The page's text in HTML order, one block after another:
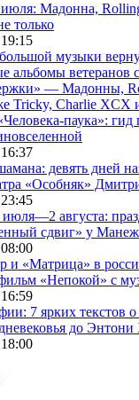
Мадонна,
только
19:15
музыки
альбомы ветеранов
— Мадонны,
Tricky, Charlie XCX
паука»:
16:37
девять дней
«Особняк»
23:45
августа:
сдвиг» у
08:00
и «Матрица» в
«Непокой» с
16:59
7 ярких текстов
до Энтони
18:00